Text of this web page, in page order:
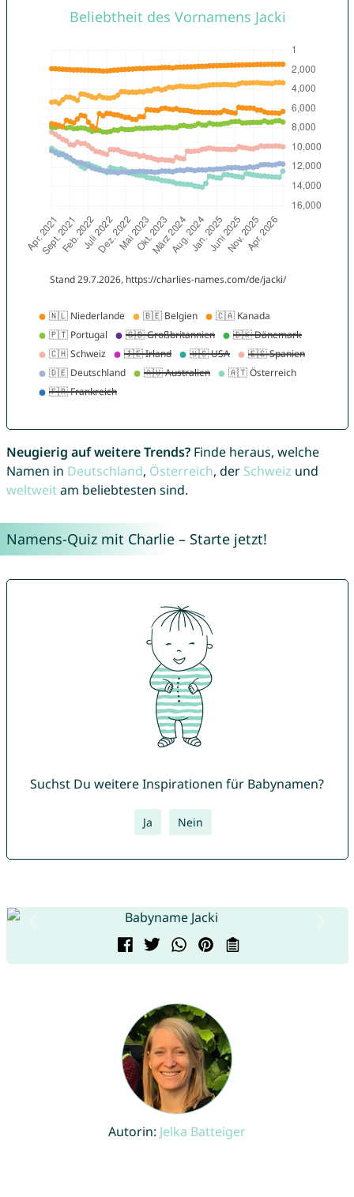
Neugierig auf weitere Trends?Finde heraus, welche
Namen in Deutschland, Österreich, der Schweiz und
weltweitam beliebtesten sind.
Namens-Quiz mit Charlie – Starte jetzt!
Suchst Du weitere Inspirationen für Babynamen?
Ja Nein
Autorin: Jelka Batteiger